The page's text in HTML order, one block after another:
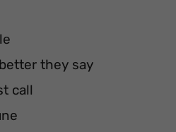
they say
call